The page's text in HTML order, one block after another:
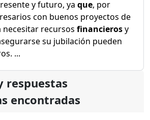
y futuro, ya que, por
con buenos proyectos de
recursos financierosy
su jubilación pueden
...
respuestas
encontradas